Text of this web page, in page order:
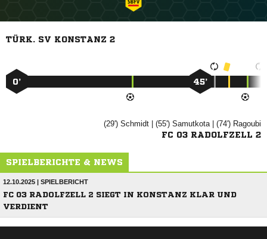
TÜRK. SV KONSTANZ 2
0’ 45’
(29')  | (55') | (74') 
FC 03 RADOLFZELL 2
SPIELBERICHTE & NEWS
12.10.2025 | SPIELBERICHT
FC 03 RADOLFZELL 2 SIEGT IN KONSTANZ KLAR UND
VERDIENT